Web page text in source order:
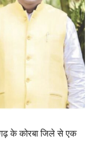
के कोरबा जिले से एक